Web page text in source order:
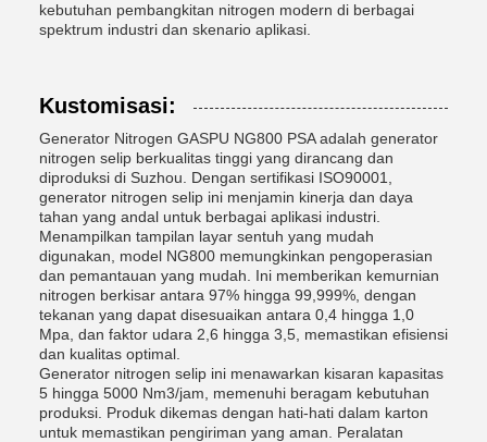
kebutuhan pembangkitan nitrogen modern di berbagai
spektrum industri dan skenario aplikasi.
Kustomisasi:
Generator Nitrogen GASPU NG800 PSA adalah generator
nitrogen selip berkualitas tinggi yang dirancang dan
diproduksi di Suzhou. Dengan sertifikasi ISO90001,
generator nitrogen selip ini menjamin kinerja dan daya
tahan yang andal untuk berbagai aplikasi industri.
Menampilkan tampilan layar sentuh yang mudah
digunakan, model NG800 memungkinkan pengoperasian
dan pemantauan yang mudah. Ini memberikan kemurnian
nitrogen berkisar antara 97% hingga 99,999%, dengan
tekanan yang dapat disesuaikan antara 0,4 hingga 1,0
Mpa, dan faktor udara 2,6 hingga 3,5, memastikan efisiensi
dan kualitas optimal.
Generator nitrogen selip ini menawarkan kisaran kapasitas
5 hingga 5000 Nm3/jam, memenuhi beragam kebutuhan
produksi. Produk dikemas dengan hati-hati dalam karton
untuk memastikan pengiriman yang aman. Peralatan